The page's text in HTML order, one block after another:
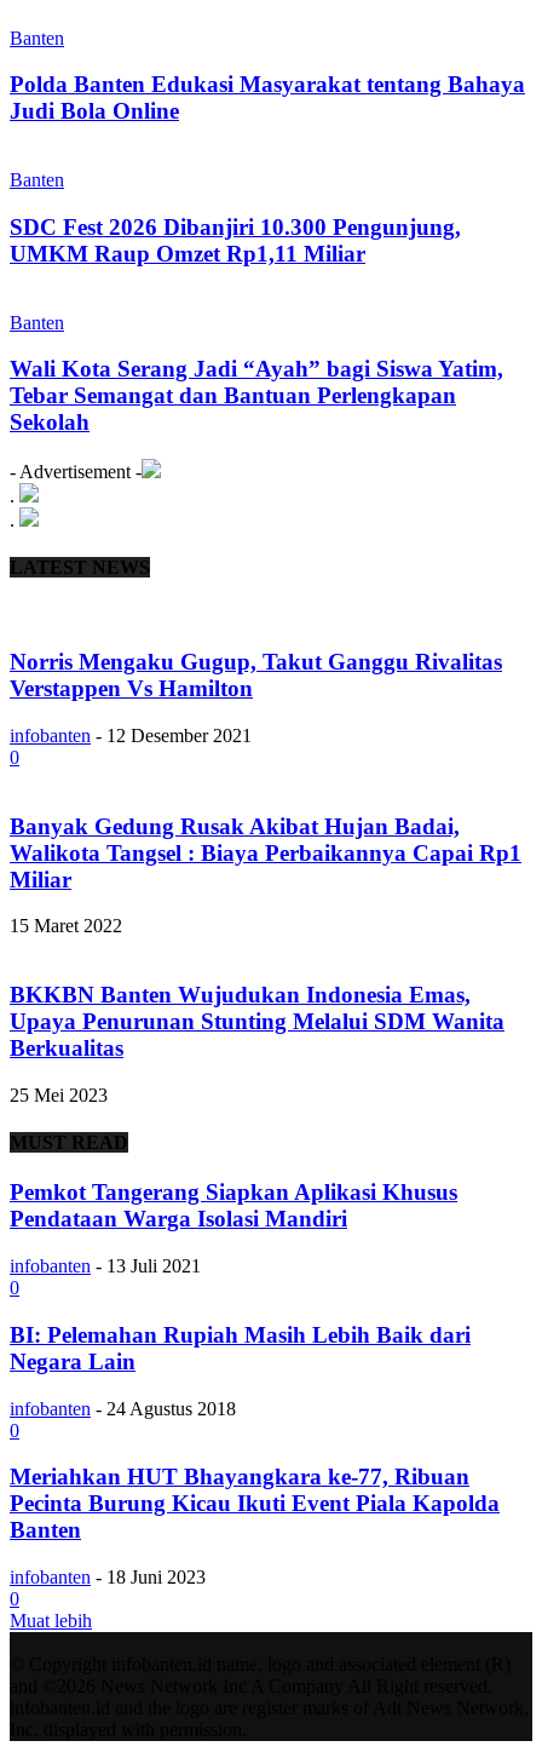
Banten
Polda Banten Edukasi Masyarakat tentang Bahaya
Judi Bola Online
Banten
SDC Fest 2026 Dibanjiri 10.300 Pengunjung,
UMKM Raup Omzet Rp1,11 Miliar
Banten
Wali Kota Serang Jadi “Ayah” bagi Siswa Yatim,
Tebar Semangat dan Bantuan Perlengkapan
Sekolah
- Advertisement -
.
.
LATEST NEWS
Norris Mengaku Gugup, Takut Ganggu Rivalitas
Verstappen Vs Hamilton
infobanten - 12 Desember 2021
0
Banyak Gedung Rusak Akibat Hujan Badai,
Walikota Tangsel : Biaya Perbaikannya Capai Rp1
Miliar
15 Maret 2022
BKKBN Banten Wujudukan Indonesia Emas,
Upaya Penurunan Stunting Melalui SDM Wanita
Berkualitas
25 Mei 2023
MUST READ
Pemkot Tangerang Siapkan Aplikasi Khusus
Pendataan Warga Isolasi Mandiri
infobanten - 13 Juli 2021
0
BI: Pelemahan Rupiah Masih Lebih Baik dari
Negara Lain
infobanten - 24 Agustus 2018
0
Meriahkan HUT Bhayangkara ke-77, Ribuan
Pecinta Burung Kicau Ikuti Event Piala Kapolda
Banten
infobanten - 18 Juni 2023
0
Muat lebih